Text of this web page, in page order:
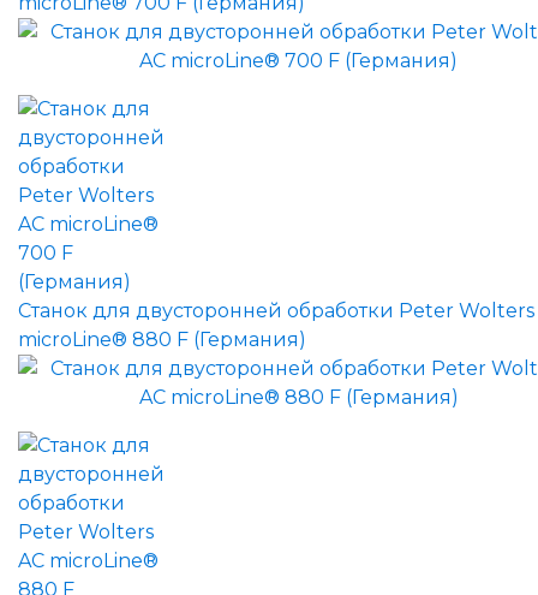
Станок для двусторонней обработки Peter Wolters
microLine® 880 F (Германия)